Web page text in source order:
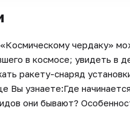
чердаку»
в космосе; увидеть в
ракету-снаряд
Вы узнаете:Где
они бывают?